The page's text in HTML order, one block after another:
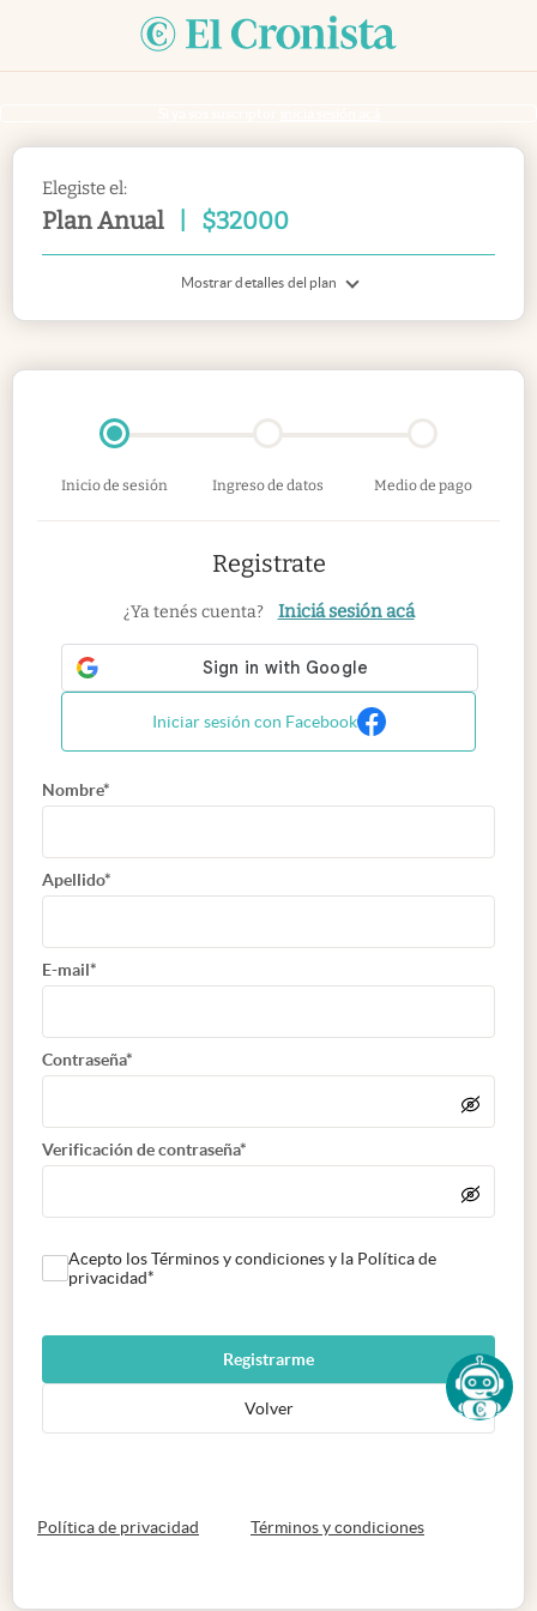
Elegiste el:
Plan Anual $32000
Mostrar detalles del plan
Inicio de sesión Ingreso de datos Medio de pago
Registrate
¿Ya tenés cuenta? Iniciá sesión acá
Iniciar sesión con Facebook
Nombre*
Apellido*
E-mail*
Contraseña*
Verificación de contraseña*
Acepto los Términos y condiciones y la Política de
privacidad*
Registrarme
Volver
Política de privacidad abre en nueva pestaña
Términos y condicionesabre en nueva